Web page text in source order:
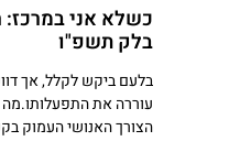
כשלא אני
בלק תשפ"ו
בלעם ביקש לקלל, אך
עוררה את
הצורך האנושי העמוק